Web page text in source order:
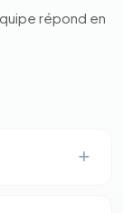
répond en